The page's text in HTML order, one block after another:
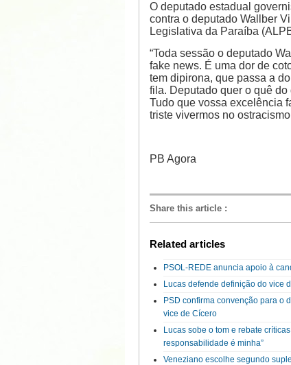
O deputado estadual
contra o deputado Wallber
Legislativa da Paraíba
“Toda sessão o deputado
fake news. É uma dor de
tem dipirona, que passa a
fila. Deputado quer o quê
Tudo que vossa excelência
triste vivermos no
PB Agora
Share this article :
Related articles
PSOL-REDE anuncia apoio à
Lucas defende definição do vice
PSD confirma convenção para o
vice de Cícero
Lucas sobe o tom e rebate
responsabilidade é minha”
Veneziano escolhe segundo